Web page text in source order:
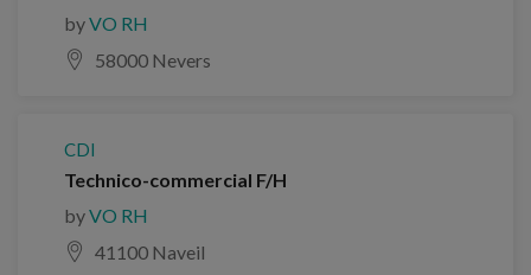
byVO RH
58000 Nevers
CDI
Technico-commercial F/H
byVO RH
41100 Naveil